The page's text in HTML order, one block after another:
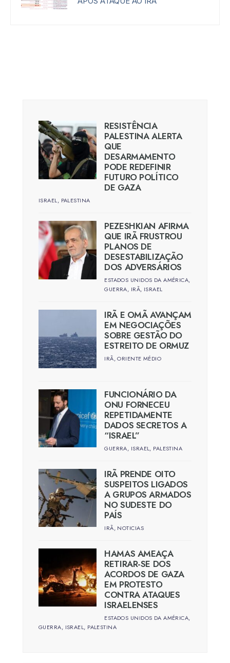
RESISTÊNCIA
PALESTINA ALERTA
QUE
DESARMAMENTO
PODE REDEFINIR
FUTURO POLÍTICO
DE GAZA
ISRAEL, PALESTINA
PEZESHKIAN AFIRMA
QUE IRÃ FRUSTROU
PLANOS DE
DESESTABILIZAÇÃO
DOS ADVERSÁRIOS
ESTADOS UNIDOS DA AMÉRICA,
GUERRA, IRÃ, ISRAEL
IRÃ E OMÃ AVANÇAM
EM NEGOCIAÇÕES
SOBRE GESTÃO DO
ESTREITO DE ORMUZ
IRÃ,ORIENTE MÉDIO
FUNCIONÁRIO DA
ONU FORNECEU
REPETIDAMENTE
DADOS SECRETOS A
“ISRAEL”
GUERRA, ISRAEL, PALESTINA
IRÃ PRENDE OITO
SUSPEITOS LIGADOS
A GRUPOS ARMADOS
NO SUDESTE DO
PAÍS
IRÃ, NOTICIAS
HAMAS AMEAÇA
RETIRAR-SE DOS
ACORDOS DE GAZA
EM PROTESTO
CONTRA ATAQUES
ISRAELENSES
ESTADOS UNIDOS DA AMÉRICA,
GUERRA, ISRAEL, PALESTINA